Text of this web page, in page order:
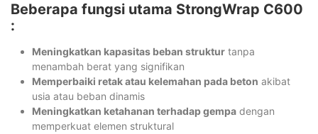
Beberapa fungsi utama StrongWrap C600
:
Meningkatkan kapasitas beban struktur tanpa
menambah berat yang signifikan
Memperbaiki retak atau kelemahan pada beton akibat
usia atau beban dinamis
Meningkatkan ketahanan terhadap gempa dengan
memperkuat elemen struktural